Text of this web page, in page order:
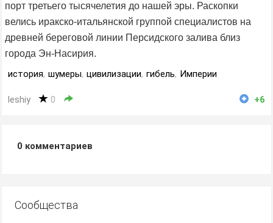
порт третьего тысячелетия до нашей эры. Раскопки
велись иракско-итальянской группой специалистов на
древней береговой линии Персидского залива близ
города Эн-Насирия.
история, шумеры, цивилизации, гибель, Империи
leshiy 0 +6
0 комментариев
Сообщества